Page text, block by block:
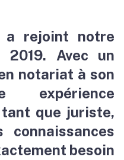
a rejoint notre
Avec un
notariat à son
que juriste,
besoin